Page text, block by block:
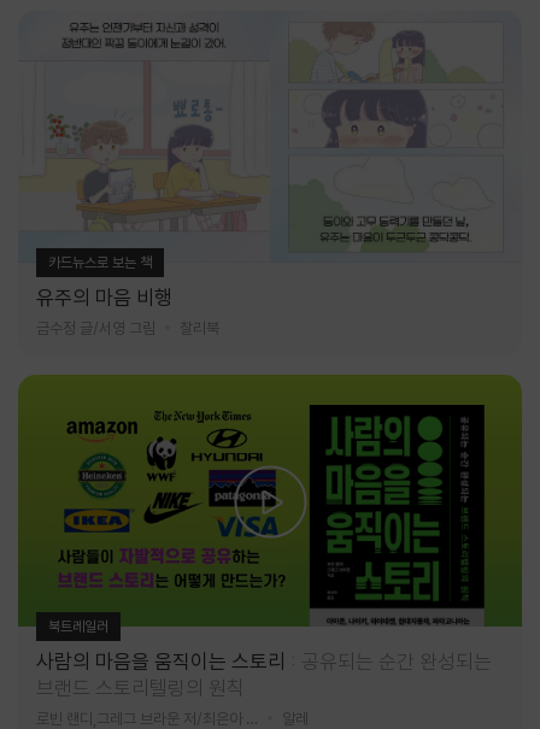
카드뉴스로 보는 책
유주의 마음 비행
금수정 글/서영 그림 찰리북
북트레일러
사람의 마음을 움직이는 스토리
공유되는 순간 완성되는
브랜드 스토리텔링의 원칙
알레